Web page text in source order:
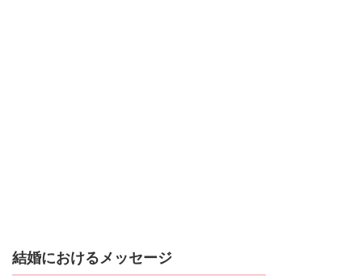
結婚におけるメッセージ